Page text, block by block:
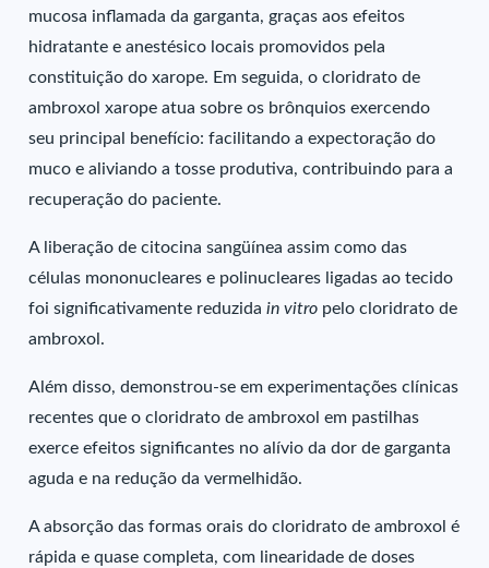
mucosa inflamada da garganta, graças aos efeitos
hidratante e anestésico locais promovidos pela
constituição do xarope. Em seguida, o cloridrato de
ambroxol xarope atua sobre os brônquios exercendo
seu principal benefício: facilitando a expectoração do
muco e aliviando a tosse produtiva, contribuindo para a
recuperação do paciente.
A liberação de citocina sangüínea assim como das
células mononucleares e polinucleares ligadas ao tecido
foi significativamente reduzidain vitro pelo cloridrato de
ambroxol.
Além disso, demonstrou-se em experimentações clínicas
recentes que o cloridrato de ambroxol em pastilhas
exerce efeitos significantes no alívio da dor de garganta
aguda e na redução da vermelhidão.
A absorção das formas orais do cloridrato de ambroxol é
rápida e quase completa, com linearidade de doses